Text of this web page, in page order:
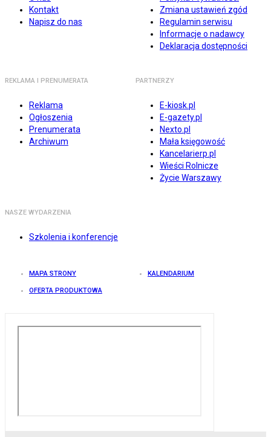
Kontakt
Napisz do nas
Zmiana ustawień zgód
Regulamin serwisu
Informacje o nadawcy
Deklaracja dostępności
REKLAMA I PRENUMERATA
Reklama
Ogłoszenia
Prenumerata
Archiwum
PARTNERZY
E-kiosk.pl
E-gazety.pl
Nexto.pl
Mała księgowość
Kancelarierp.pl
Wieści Rolnicze
Życie Warszawy
NASZE WYDARZENIA
Szkolenia i konferencje
MAPA STRONY KALENDARIUM
OFERTA PRODUKTOWA